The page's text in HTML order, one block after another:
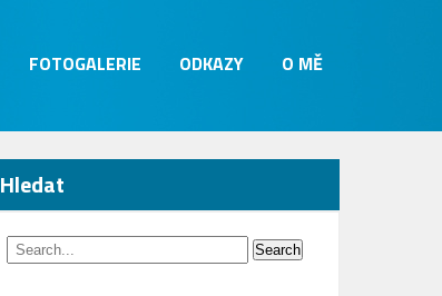
FOTOGALERIE ODKAZY O MĚ
Hledat